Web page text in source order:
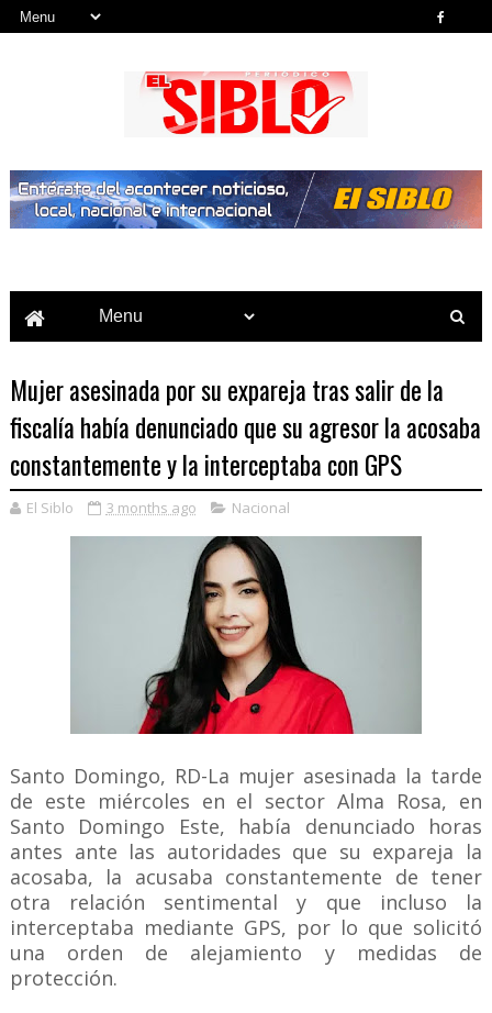
Mujer asesinada por su expareja tras salir de la
fiscalía había denunciado que su agresor la acosaba
constantemente y la interceptaba con GPS
El Siblo 3 months ago Nacional
Santo Domingo, RD-La mujer asesinada la tarde
de este miércoles en el sector Alma Rosa, en
Santo Domingo Este, había denunciado horas
antes ante las autoridades que su expareja la
acosaba, la acusaba constantemente de tener
otra relación sentimental y que incluso la
interceptaba mediante GPS, por lo que solicitó
una orden de alejamiento y medidas de
protección.